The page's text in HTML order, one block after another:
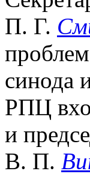
П. Г.
синода
РПЦ
и
В. П.